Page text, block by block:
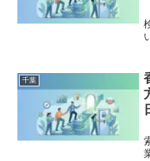
千葉